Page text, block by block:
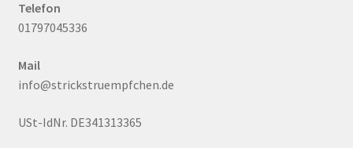
Telefon
01797045336
Mail
info@strickstruempfchen.de
USt-IdNr. DE341313365